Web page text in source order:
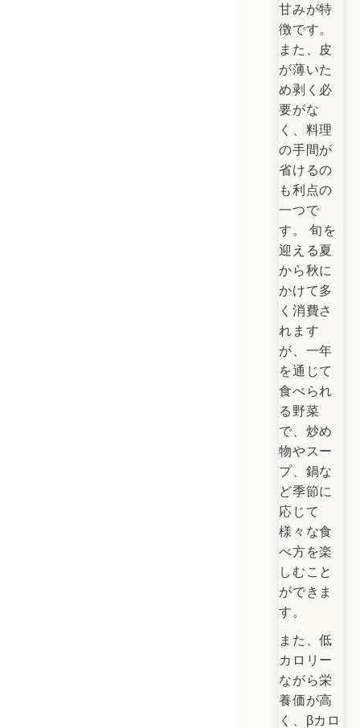
甘みが特
徴です。
また、皮
が薄いた
め剥く必
要がな
く、料理
の手間が
省けるの
も利点の
一つで
す。
旬を
迎える夏
から秋に
かけて多
く消費さ
れます
が、一年
を通じて
食べられ
る野菜
で、炒め
物やスー
プ、鍋な
ど季節に
応じて
様々な食
べ方を楽
しむこと
ができま
す。
また、低
カロリー
ながら栄
養価が高
く、βカロ